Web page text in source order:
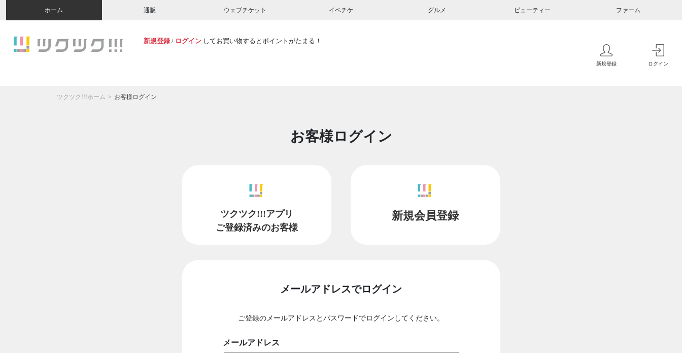
ホーム 通販 ウェブチケット イベチケ グルメ ビューティー ファーム
新規登録 / ログイン してお買い物するとポイントがたまる！
新規登録 ログイン
ツクツク!!!ホーム お客様ログイン
お客様ログイン
ツクツク!!!アプリ
ご登録済みのお客様
新規会員登録
メールアドレスでログイン
ご登録のメールアドレスとパスワードでログインしてください。
メールアドレス